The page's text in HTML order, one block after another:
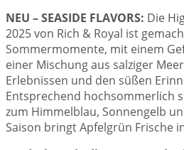
NEU – SEASIDE FLAVORS: Die
2025 von Rich & Royal ist
Sommermomente, mit einem
einer Mischung aus salziger
Erlebnissen und den süßen
Entsprechend hochsommerlich
zum Himmelblau, Sonnengelb
Saison bringt Apfelgrün Frische